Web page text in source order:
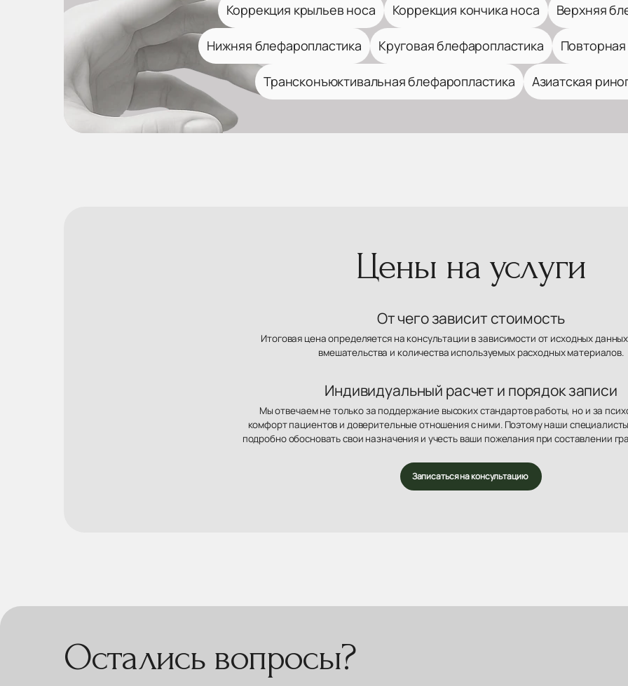
Коррекция крыльев носа Коррекция кончика носа Верхняя
Нижняя блефаропластика Круговая блефаропластика
Трансконъюктивальная блефаропластика Азиатская
Цены на услуги
От чего зависит стоимость
Итоговая цена определяется на консультации в зависимости от исходных
вмешательства и количества используемых расходных материалов.
Индивидуальный расчет и порядок записи
Мы отвечаем не только за поддержание высоких стандартов работы, но и за
комфорт пациентов и доверительные отношения с ними. Поэтому наши
подробно обосновать свои назначения и учесть ваши пожелания при составлении
Записаться на консультацию
Остались вопросы?